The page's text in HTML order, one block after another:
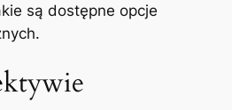
są dostępne ‍opcje